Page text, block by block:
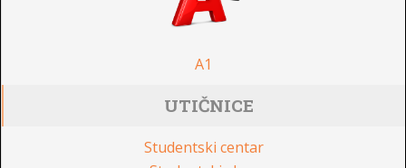
A1
UTIČNICE
Studentski centar